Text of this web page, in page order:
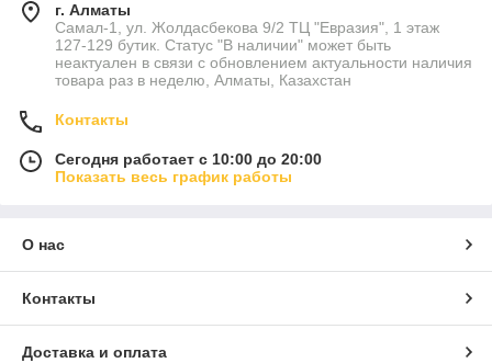
г. Алматы
Самал-1, ул. Жолдасбекова 9/2 ТЦ "Евразия", 1 этаж
127-129 бутик. Статус "В наличии" может быть
неактуален в связи с обновлением актуальности наличия
товара раз в неделю, Алматы, Казахстан
Контакты
Сегодня работает с 10:00 до 20:00
Показать весь график работы
О нас
Контакты
Доставка и оплата